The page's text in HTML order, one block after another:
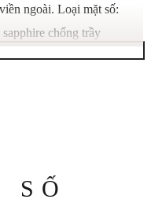
ngoài. Loại mặt số:
chống trầy
suốt. Hình dạng vỏ
SỐ